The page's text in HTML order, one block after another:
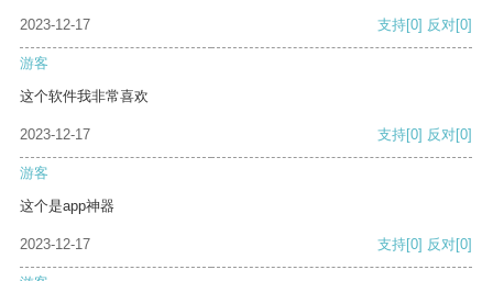
2023-12-17 支持[0] 反对[0]
游客
这个软件我非常喜欢
2023-12-17 支持[0] 反对[0]
游客
这个是app神器
2023-12-17 支持[0] 反对[0]